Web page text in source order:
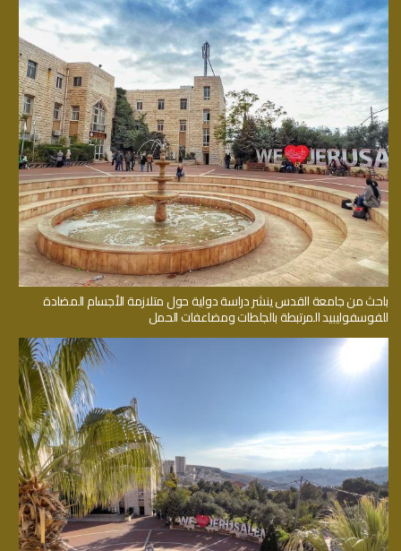
باحث من جامعة القدس ينشر دراسة دولية حول متلازمة الأجسام المضادة
للفوسفوليبيد المرتبطة بالجلطات ومضاعفات الحمل